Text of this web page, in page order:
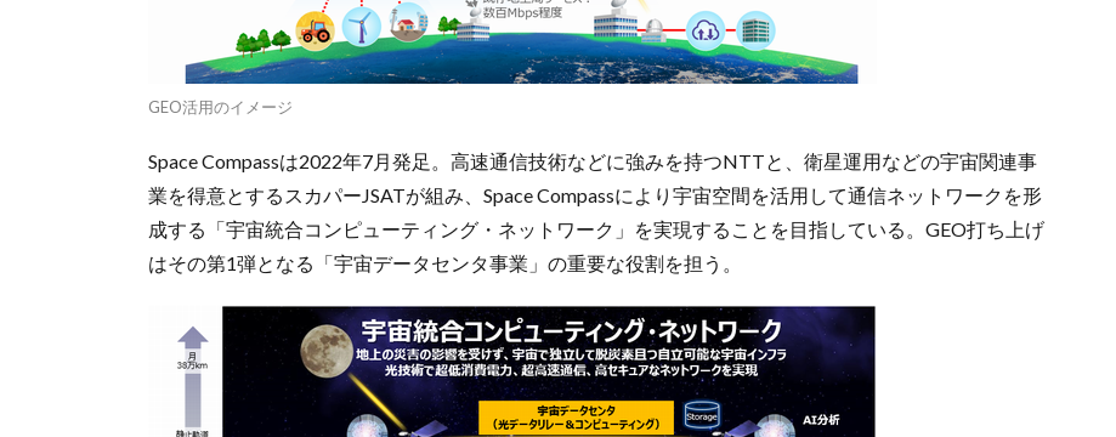
GEO活用のイメージ
Space Compassは2022年7月発足。高速通信技術などに強みを持つNTTと、衛星運用などの宇宙関連事
業を得意とするスカパーJSATが組み、Space Compassにより宇宙空間を活用して通信ネットワークを形
成する「宇宙統合コンピューティング・ネットワーク」を実現することを目指している。GEO打ち上げ
はその第1弾となる「宇宙データセンタ事業」の重要な役割を担う。